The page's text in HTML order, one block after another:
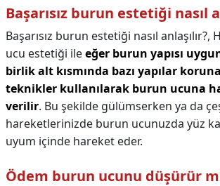
Başarısız burun estetiği nasıl
Başarısız burun estetiği nasıl anlaşılır?,
ucu estetiği ileeğer burun yapısı
birlik alt kısmında bazı yapılar
teknikler kullanılarak burun ucuna
verilir. Bu şekilde gülümserken ya da
hareketlerinizde burun ucunuzda yüz
uyum içinde hareket eder.
Ödem burun ucunu düşürür